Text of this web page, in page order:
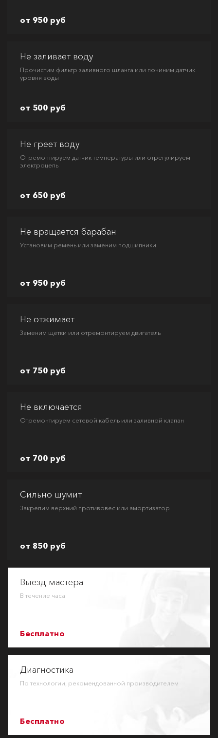
от 950 руб
Не заливает воду
Прочистим фильтр заливного шланга или починим датчик
уровня воды
от 500 руб
Не греет воду
Отремонтируем датчик температуры или отрегулируем
электроцепь
от 650 руб
Не вращается барабан
Установим ремень или заменим подшипники
от 950 руб
Не отжимает
Заменим щетки или отремонтируем двигатель
от 750 руб
Не включается
Отремонтируем сетевой кабель или заливной клапан
от 700 руб
Сильно шумит
Закрепим верхний противовес или амортизатор
от 850 руб
Выезд мастера
В течение часа
Бесплатно
Диагностика
По технологии, рекомендованной производителем
Бесплатно